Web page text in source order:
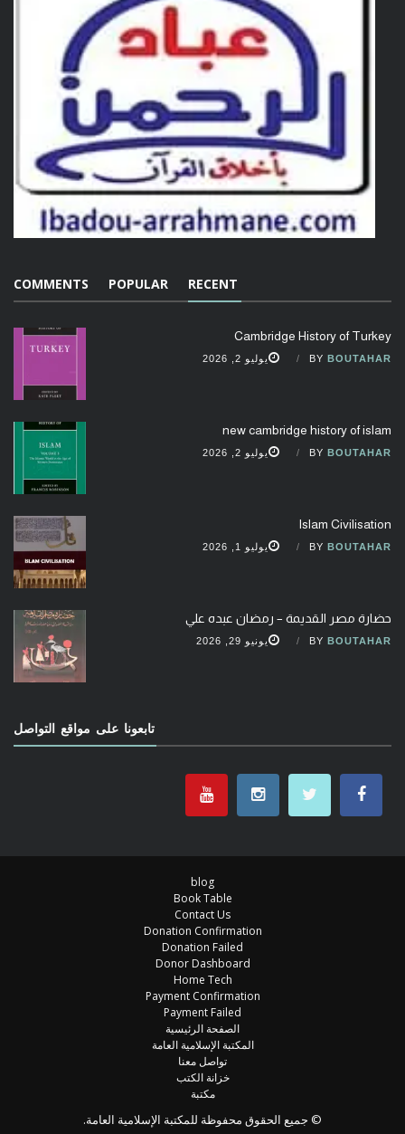
RECENT
POPULAR
COMMENTS
Cambridge History of Turkey
BY BOUTAHAR يوليو 2, 2026
new cambridge history of islam
BY BOUTAHAR يوليو 2, 2026
Islam Civilisation
BY BOUTAHAR يوليو 1, 2026
حضارة مصر القديمة – رمضان عبده علي
BY BOUTAHAR يونيو 29, 2026
تابعونا على مواقع التواصل
blog
Book Table
Contact Us
Donation Confirmation
Donation Failed
Donor Dashboard
Home Tech
Payment Confirmation
Payment Failed
الصفحة الرئيسية
المكتبة الإسلامية العامة
تواصل معنا
خزانة الكتب
مكتبة
© جميع الحقوق محفوظة للمكتبة الإسلامية العامة.